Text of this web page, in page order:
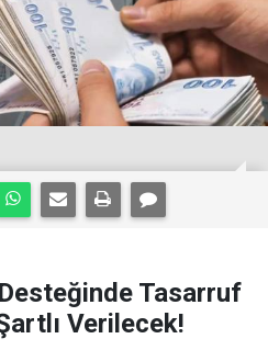
Tasarruf
Verilecek!